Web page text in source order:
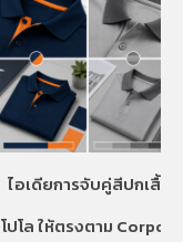
ไอเดียการจับคู่สีปกเสื้อ
โปโล ให้ตรงตาม